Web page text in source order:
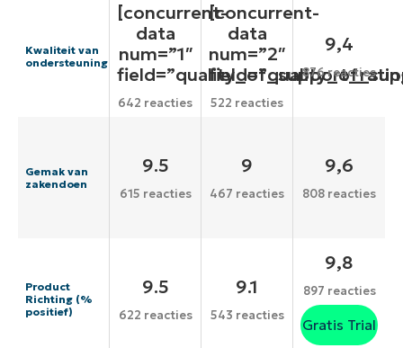
Kwaliteit van
ondersteuning
[concurrent-
data
num=”1″
642 reacties
[concurrent-
data
num=”2″
522 reacties
9,4
876 reacties
Gemak van
zakendoen
9.5
615 reacties
9
467 reacties
9,6
808 reacties
Product
Richting (%
positief)
9.5
622 reacties
9.1
543 reacties
9,8
897 reacties
Gratis Trial